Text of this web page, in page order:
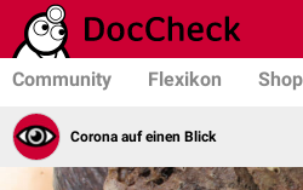
Community Flexikon Shop
Corona auf einen Blick